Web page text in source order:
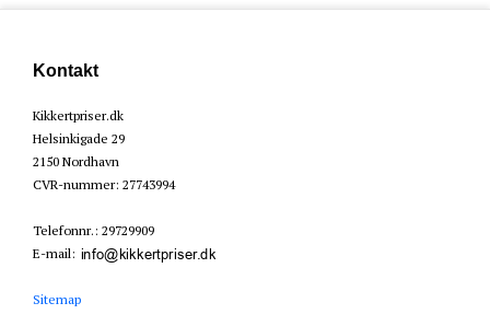
Kontakt
Kikkertpriser.dk
Helsinkigade 29
2150 Nordhavn
CVR-nummer: 27743994
Telefonnr. : 29729909
E-mail:
Sitemap